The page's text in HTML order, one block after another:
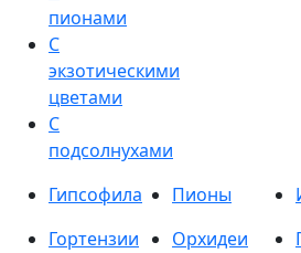
пионами
С
экзотическими
цветами
С
подсолнухами
Гипсофила
Пионы
Гортензии
Орхидеи